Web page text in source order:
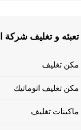
تعبئه و تغليف
مكن تغليف
مكن تغليف اتوماتيك
ماكينات تغليف